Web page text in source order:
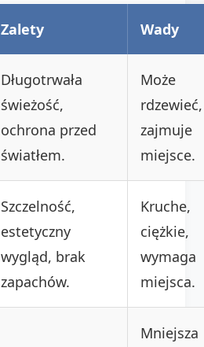
Zalety Wady
Długotrwała
świeżość,
ochrona przed
światłem.
Może
rdzewieć,
zajmuje
miejsce.
Szczelność,
estetyczny
wygląd, brak
zapachów.
Kruche,
ciężkie,
wymaga
miejsca.
Mniejsza